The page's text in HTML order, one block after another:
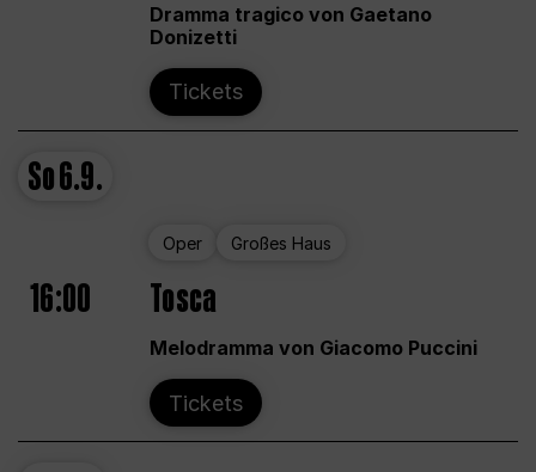
Dramma tragico von Gaetano
Donizetti
Tickets
So6.9.
Oper Großes Haus
16:00 Tosca
Melodramma von Giacomo Puccini
Tickets